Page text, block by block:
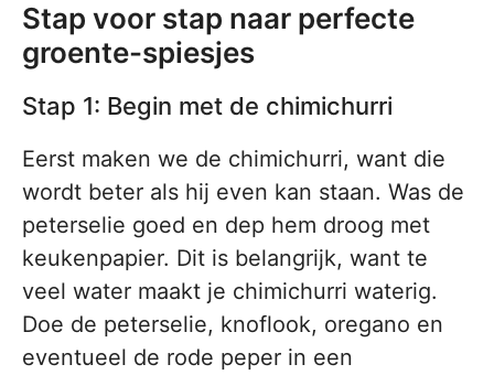
Stap voor stap naar perfecte
groente-spiesjes
Stap 1: Begin met de chimichurri
Eerst maken we de chimichurri, want die
wordt beter als hij even kan staan. Was de
peterselie goed en dep hem droog met
keukenpapier. Dit is belangrijk, want te
veel water maakt je chimichurri waterig.
Doe de peterselie, knoflook, oregano en
eventueel de rode peper in een